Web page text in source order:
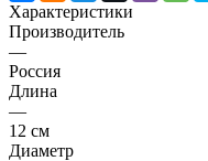
Характеристики
Производитель
—
Россия
Длина
—
12 см
Диаметр